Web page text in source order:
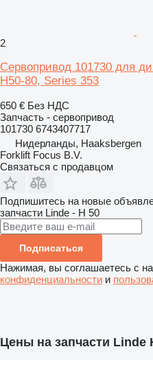
2
Сервопривод 101730 для
H50-80, Series 353
650 € Без НДС
Запчасть - сервопривод
101730 6743407717
Нидерланды, Haaksbergen
Forklift Focus B.V.
Связаться с продавцом
Подпишитесь на новые
запчасти Linde - H 50
Подписаться
Нажимая, вы соглашаетесь с
конфиденциальности и
Цены на запчасти Linde